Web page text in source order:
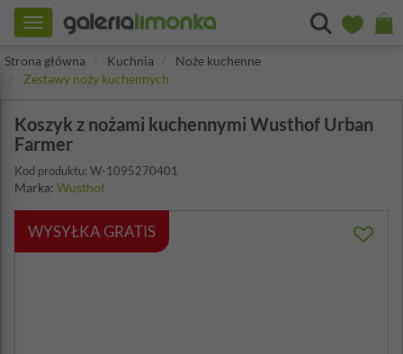
Toggle
navigation
Strona główna
Kuchnia
Noże kuchenne
Zestawy noży kuchennych
Koszyk z nożami kuchennymi Wusthof Urban
Farmer
Kod produktu: W-1095270401
Marka: Wusthof
WYSYŁKA GRATIS